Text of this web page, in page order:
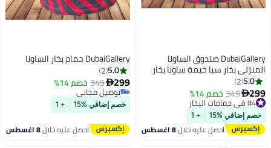
DubaiGallery صندوق الساونا
بخار سبا خيمة ساونا بخار
الجسم علاج إزالة
السموم الأرق 110-240 فولت قابس
المتحدة والاتحاد الأوروبي
المتحدة
349خصم 14%
مجاني
%15
+ 1
احصل عليه خلال8 اغسطس
DubaiGallery حمام بخار الساونا
349خصم 14%
توصيل مجاني
توصيل مجاني
خصم إضافي %15 + 1
احصل عليه خلال8 اغسطس